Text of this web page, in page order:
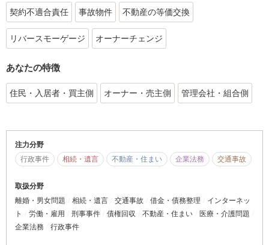
契約不適合責任 事故物件 不動産の等価交換
リバースモーゲージ オーナーチェンジ
あなたの特徴
住民・入居者・買主側 オーナー・売主側 管理会社・組合側
注力分野
行政事件
相続・遺言 不動産・住まい 企業法務 交通事故
取扱分野
離婚・男女問題
相続・遺言 交通事故 借金・債務整理
インターネッ
ト
労働・雇用 刑事事件 債権回収 不動産・住まい
医療・介護問題
企業法務
行政事件